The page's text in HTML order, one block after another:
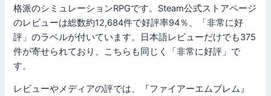
格派のシミュレーションRPGです。Steam公式ストアページ
のレビューは総数約12,684件で好評率94％、「非常に好
評」のラベルが付いています。日本語レビューだけでも375
件が寄せられており、こちらも同じく「非常に好評」で
す。
レビューやメディアの評では、『ファイアーエムブレム』